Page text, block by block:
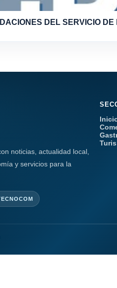
DEL SERVICIO
noticias, actualidad local,
y servicios para la